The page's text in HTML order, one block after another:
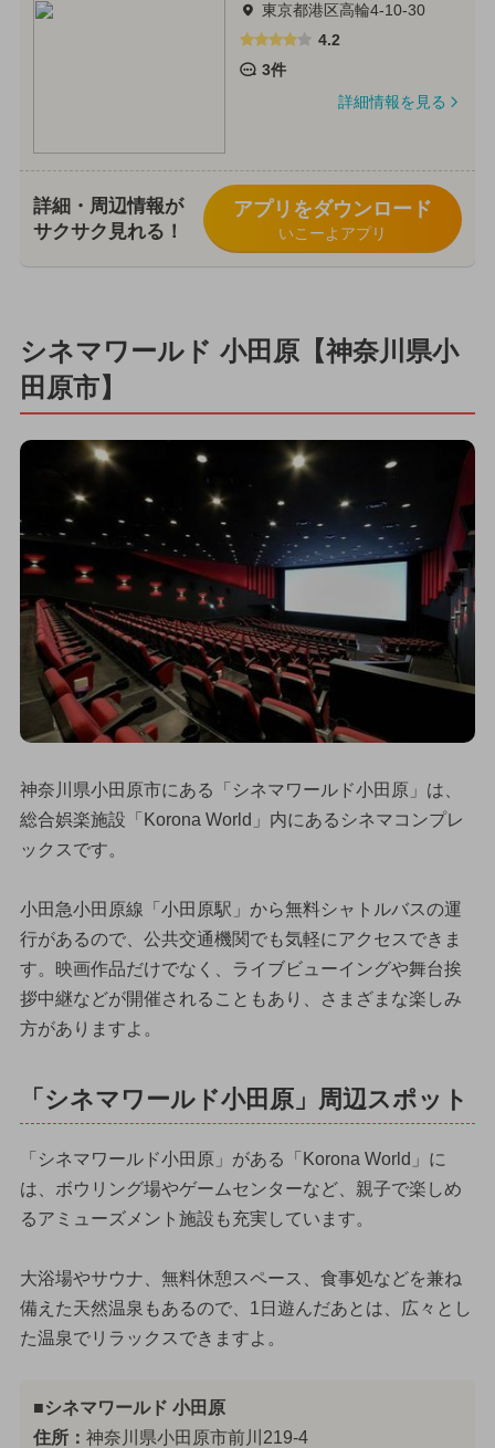
東京都港区高輪4-10-30
4.2
3件
詳細情報を見る
詳細・周辺情報が
サクサク見れる！
アプリをダウンロード
いこーよアプリ
シネマワールド 小田原【神奈川県小
田原市】
神奈川県小田原市にある「シネマワールド小田原」は、
総合娯楽施設「Korona World」内にあるシネマコンプレ
ックスです。
小田急小田原線「小田原駅」から無料シャトルバスの運
行があるので、公共交通機関でも気軽にアクセスできま
す。映画作品だけでなく、ライブビューイングや舞台挨
拶中継などが開催されることもあり、さまざまな楽しみ
方がありますよ。
「シネマワールド小田原」周辺スポット
「シネマワールド小田原」がある「Korona World」に
は、ボウリング場やゲームセンターなど、親子で楽しめ
るアミューズメント施設も充実しています。
大浴場やサウナ、無料休憩スペース、食事処などを兼ね
備えた天然温泉もあるので、1日遊んだあとは、広々とし
た温泉でリラックスできますよ。
■シネマワールド 小田原
住所： 神奈川県小田原市前川219-4